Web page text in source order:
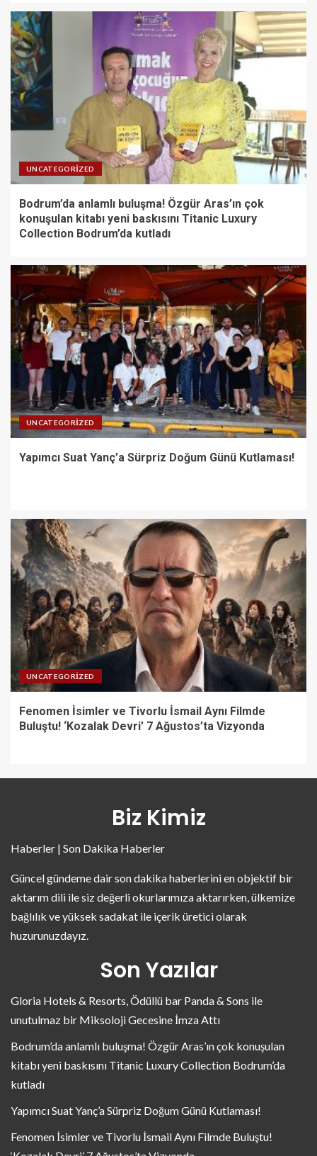
UNCATEGORIZED
Bodrum’da anlamlı buluşma! Özgür Aras’ın çok
konuşulan kitabı yeni baskısını Titanic Luxury
Collection Bodrum’da kutladı
UNCATEGORIZED
Yapımcı Suat Yanç’a Sürpriz Doğum Günü Kutlaması!
UNCATEGORIZED
Fenomen İsimler ve Tivorlu İsmail Aynı Filmde
Buluştu! ‘Kozalak Devri’ 7 Ağustos’ta Vizyonda
Biz Kimiz
Haberler | Son Dakika Haberler
Güncel gündeme dair son dakika haberlerini en objektif bir
aktarım dili ile siz değerli okurlarımıza aktarırken, ülkemize
bağlılık ve yüksek sadakat ile içerik üretici olarak
huzurunuzdayız.
Son Yazılar
Gloria Hotels & Resorts, Ödüllü bar Panda & Sons ile
unutulmaz bir Miksoloji Gecesine İmza Attı
Bodrum’da anlamlı buluşma! Özgür Aras’ın çok konuşulan
kitabı yeni baskısını Titanic Luxury Collection Bodrum’da
kutladı
Yapımcı Suat Yanç’a Sürpriz Doğum Günü Kutlaması!
Fenomen İsimler ve Tivorlu İsmail Aynı Filmde Buluştu!